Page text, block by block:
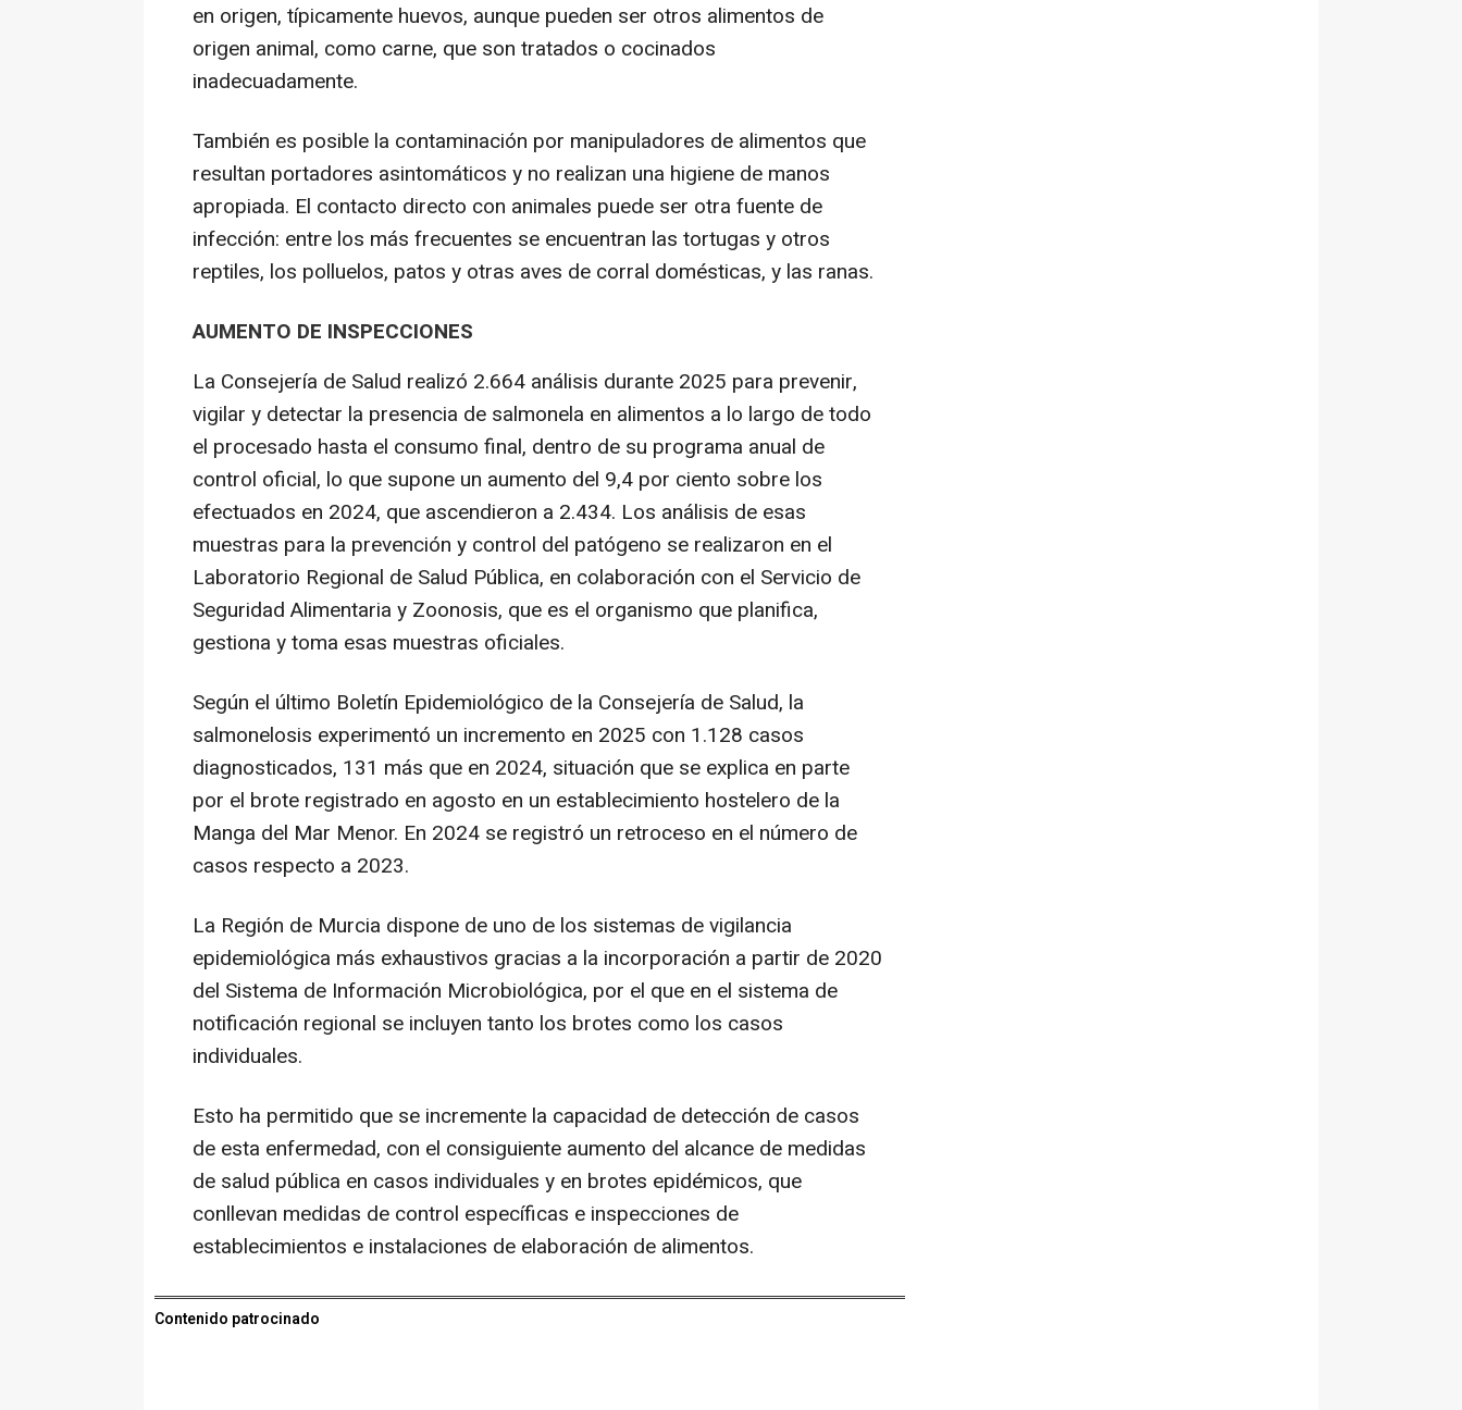
en origen, típicamente huevos, aunque pueden ser otros alimentos de
origen animal, como carne, que son tratados o cocinados
inadecuadamente.
También es posible la contaminación por manipuladores de alimentos que
resultan portadores asintomáticos y no realizan una higiene de manos
apropiada. El contacto directo con animales puede ser otra fuente de
infección: entre los más frecuentes se encuentran las tortugas y otros
reptiles, los polluelos, patos y otras aves de corral domésticas, y las ranas.
AUMENTO DE INSPECCIONES
La Consejería de Salud realizó 2.664 análisis durante 2025 para prevenir,
vigilar y detectar la presencia de salmonela en alimentos a lo largo de todo
el procesado hasta el consumo final, dentro de su programa anual de
control oficial, lo que supone un aumento del 9,4 por ciento sobre los
efectuados en 2024, que ascendieron a 2.434. Los análisis de esas
muestras para la prevención y control del patógeno se realizaron en el
Laboratorio Regional de Salud Pública, en colaboración con el Servicio de
Seguridad Alimentaria y Zoonosis, que es el organismo que planifica,
gestiona y toma esas muestras oficiales.
Según el último Boletín Epidemiológico de la Consejería de Salud, la
salmonelosis experimentó un incremento en 2025 con 1.128 casos
diagnosticados, 131 más que en 2024, situación que se explica en parte
por el brote registrado en agosto en un establecimiento hostelero de la
Manga del Mar Menor. En 2024 se registró un retroceso en el número de
casos respecto a 2023.
La Región de Murcia dispone de uno de los sistemas de vigilancia
epidemiológica más exhaustivos gracias a la incorporación a partir de 2020
del Sistema de Información Microbiológica, por el que en el sistema de
notificación regional se incluyen tanto los brotes como los casos
individuales.
Esto ha permitido que se incremente la capacidad de detección de casos
de esta enfermedad, con el consiguiente aumento del alcance de medidas
de salud pública en casos individuales y en brotes epidémicos, que
conllevan medidas de control específicas e inspecciones de
establecimientos e instalaciones de elaboración de alimentos.
Contenido patrocinado